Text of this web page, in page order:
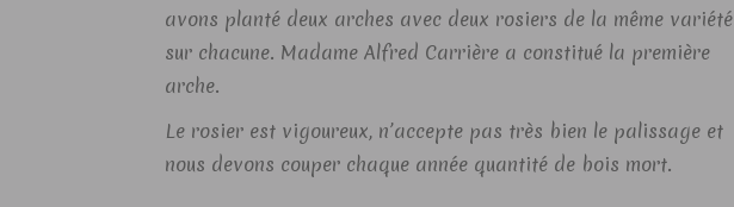
avons planté deux arches avec deux rosiers de la même variété
sur chacune. Madame Alfred Carrière a constitué la première
arche.
Le rosier est vigoureux, n’accepte pas très bien le palissage et
nous devons couper chaque année quantité de bois mort.